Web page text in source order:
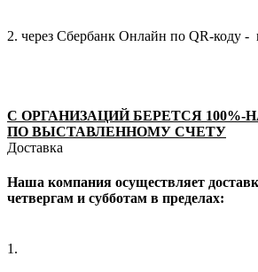
2. через Сбербанк Онлайн по QR-коду -
С ОРГАНИЗАЦИЙ БЕРЕТСЯ 100%-
ПО ВЫСТАВЛЕННОМУ СЧЕТУ
Доставка
Наша компания осуществляет
четвергам и субботам в пределах:
1.